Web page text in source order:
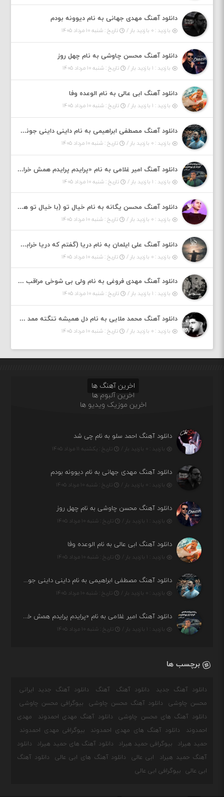
دانلود آهنگ مهدی جهانی به نام دیوونه بودم
بازدید : ۰ بازدید بار / تاریخ : شنبه ۱۰ مرداد ۱۴۰۵
دانلود آهنگ محسن چاوشی به نام چهل روز
بازدید : ۱ بازدید بار / تاریخ : شنبه ۱۰ مرداد ۱۴۰۵
دانلود آهنگ ابی عالی به نام الوعده وفا
بازدید : ۱ بازدید بار / تاریخ : شنبه ۱۰ مرداد ۱۴۰۵
دانلود آهنگ مصطفی ابراهیمی به نام داینی داینی جونم قربون پنج تیر پرونم
بازدید : ۰ بازدید بار / تاریخ : شنبه ۱۰ مرداد ۱۴۰۵
دانلود آهنگ امیر غلامی به نام «پرایدم پرایدم همش خرابه یار نیو کنارم دیگه پولی نداروم (ریمیکس اینستاگرام)»
بازدید : ۱ بازدید بار / تاریخ : شنبه ۱۰ مرداد ۱۴۰۵
دانلود آهنگ محسن یگانه به نام خیال تو (با خیال تو هنوزم مثل هر روز و همیشه ریمیکس)
بازدید : ۰ بازدید بار / تاریخ : شنبه ۱۰ مرداد ۱۴۰۵
دانلود آهنگ علی ایلمان به نام دریا (گفتم که دریا خرابه نمه بارونه لب شط و نبین)
بازدید : ۰ بازدید بار / تاریخ : شنبه ۱۰ مرداد ۱۴۰۵
دانلود آهنگ مهدی فروغی به نام ولی بی شوخی مراقب من باش
بازدید : ۱ بازدید بار / تاریخ : شنبه ۱۰ مرداد ۱۴۰۵
دانلود آهنگ محمد ملایی به نام دل همیشه تنگته ممد کله ونگته
بازدید : ۰ بازدید بار / تاریخ : شنبه ۱۰ مرداد ۱۴۰۵
اخرین آهنگ ها
اخرین آلبوم ها
اخرین موزیک ویدیو ها
دانلود آهنگ احمد سلو به نام چی شد
بازدید : ۰ بازدید بار / تاریخ : یکشنبه ۱۱ مرداد ۱۴۰۵
دانلود آهنگ مهدی جهانی به نام دیوونه بودم
بازدید : ۰ بازدید بار / تاریخ : شنبه ۱۰ مرداد ۱۴۰۵
دانلود آهنگ محسن چاوشی به نام چهل روز
بازدید : ۱ بازدید بار / تاریخ : شنبه ۱۰ مرداد ۱۴۰۵
دانلود آهنگ ابی عالی به نام الوعده وفا
بازدید : ۱ بازدید بار / تاریخ : شنبه ۱۰ مرداد ۱۴۰۵
دانلود آهنگ مصطفی ابراهیمی به نام داینی داینی جونم قربون پنج تیر پرونم
بازدید : ۰ بازدید بار / تاریخ : شنبه ۱۰ مرداد ۱۴۰۵
دانلود آهنگ امیر غلامی به نام «پرایدم پرایدم همش خرابه یار نیو کنارم دیگه پولی نداروم (ریمیکس اینستاگرام)»
بازدید : ۱ بازدید بار / تاریخ : شنبه ۱۰ مرداد ۱۴۰۵
برچسب ها
دانلود آهنگ جدید دانلود آهنگ آهنگ
دانلود آهنگ جدید ایرانی
محسن چاوشی
دانلود آهنگ محسن چاوشی
بیوگرافی محسن چاوشی
دانلود آهنگ های محسن چاوشی
دانلود آهنگ مهدی احمدوند
مهدی
احمدوند
دانلود آهنگ های مهدی احمدوند
بیوگرافی مهدی احمدوند
حمید هیراد
بیوگرافی حمید هیراد دانلود آهنگ های حمید هیراد
دانلود
آهنگ حمید هیراد
ابی عالی دانلود آهنگ های ابی عالی
دانلود آهنگ
ابی عالی
بیوگرافی ابی عالی